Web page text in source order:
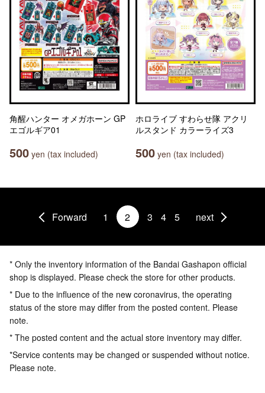
角醒ハンター オメガホーン GP
エゴルギア01
500 yen (tax included)
ホロライブ すわらせ隊 アクリ
ルスタンド カラーライズ3
500 yen (tax included)
Forward 1 2 3 4 5 next
* Only the inventory information of the Bandai Gashapon official
shop is displayed. Please check the store for other products.
* Due to the influence of the new coronavirus, the operating
status of the store may differ from the posted content. Please
note.
* The posted content and the actual store inventory may differ.
*Service contents may be changed or suspended without notice.
Please note.